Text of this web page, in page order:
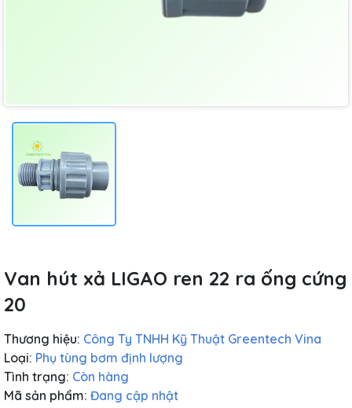
Van hút xả LIGAO ren 22 ra ống cứng
20
Thương hiệu: Công Ty TNHH Kỹ Thuật Greentech Vina
Loại: Phụ tùng bơm định lượng
Tình trạng: Còn hàng
Mã sản phẩm: Đang cập nhật